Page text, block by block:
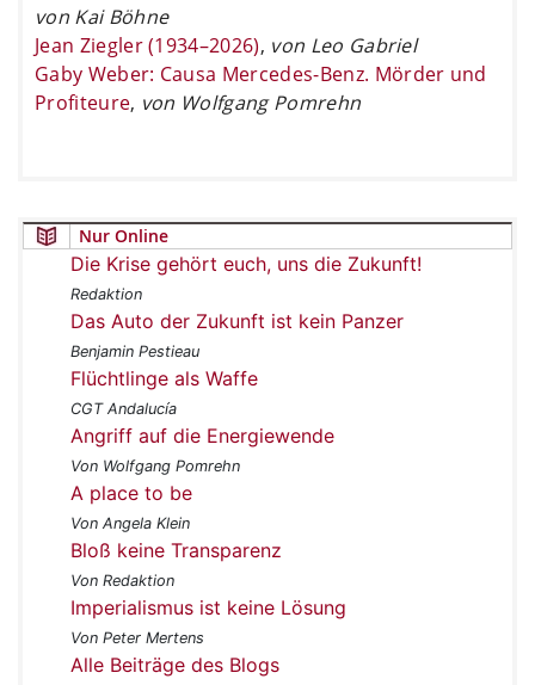
von Kai Böhne
Jean Ziegler (1934–2026), von Leo Gabriel
Gaby Weber: Causa Mercedes-Benz. Mörder und
Profiteure, von Wolfgang Pomrehn
Nur Online
Die Krise gehört euch, uns die Zukunft!
Redaktion
Das Auto der Zukunft ist kein Panzer
Benjamin Pestieau
Flüchtlinge als Waffe
CGT Andalucía
Angriff auf die Energiewende
Von Wolfgang Pomrehn
A place to be
Von Angela Klein
Bloß keine Transparenz
Von Redaktion
Imperialismus ist keine Lösung
Von Peter Mertens
Alle Beiträge des Blogs